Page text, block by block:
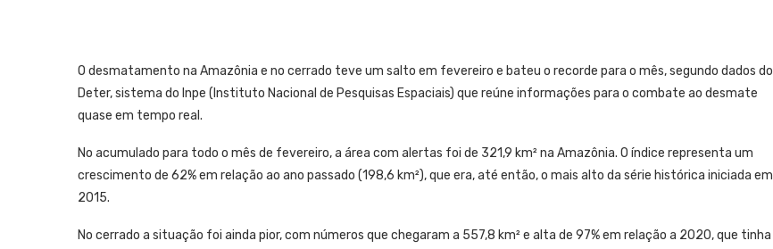
O desmatamento na Amazônia e no cerrado teve um salto em fevereiro e bateu o recorde para o mês, segundo dados do
Deter, sistema do Inpe (Instituto Nacional de Pesquisas Espaciais) que reúne informações para o combate ao desmate
quase em tempo real.
No acumulado para todo o mês de fevereiro, a área com alertas foi de 321,9 km² na Amazônia. O índice representa um
crescimento de 62% em relação ao ano passado (198,6 km²), que era, até então, o mais alto da série histórica iniciada em
2015.
No cerrado a situação foi ainda pior, com números que chegaram a 557,8 km² e alta de 97% em relação a 2020, que tinha